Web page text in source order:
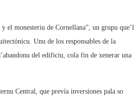
el monesteriu de Cornellana”, un grupu que’l
Unu de los responsables de la
del edificiu, cola fin de xenerar una
Central, que prevía inversiones pala so